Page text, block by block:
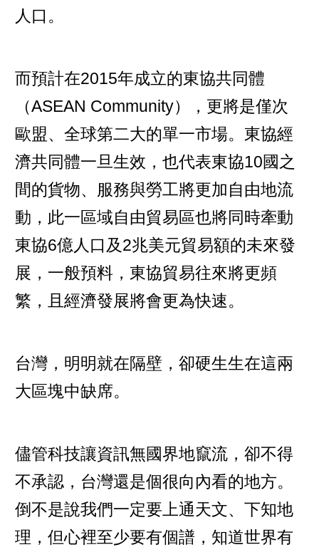
人口。
而預計在2015年成立的東協共同體
（ASEAN Community），更將是僅次
歐盟、全球第二大的單一市場。東協經
濟共同體一旦生效，也代表東協10國之
間的貨物、服務與勞工將更加自由地流
動，此一區域自由貿易區也將同時牽動
東協6億人口及2兆美元貿易額的未來發
展，一般預料，東協貿易往來將更頻
繁，且經濟發展將會更為快速。
台灣，明明就在隔壁，卻硬生生在這兩
大區塊中缺席。
儘管科技讓資訊無國界地竄流，卻不得
不承認，台灣還是個很向內看的地方。
倒不是說我們一定要上通天文、下知地
理，但心裡至少要有個譜，知道世界有